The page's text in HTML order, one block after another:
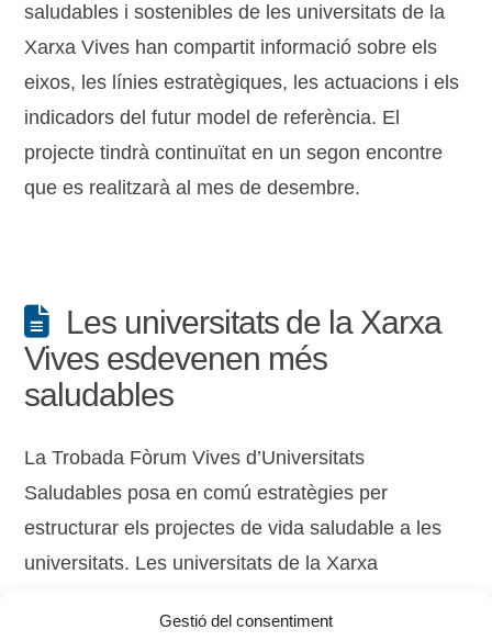
Gestió del consentiment
saludables i sostenibles de les universitats de la
Xarxa Vives han compartit informació sobre els
eixos, les línies estratègiques, les actuacions i els
indicadors del futur model de referència. El
projecte tindrà continuïtat en un segon encontre
que es realitzarà al mes de desembre.
Les universitats de la Xarxa
Vives esdevenen més
saludables
La Trobada Fòrum Vives d’Universitats
Saludables posa en comú estratègies per
estructurar els projectes de vida saludable a les
universitats. Les universitats de la Xarxa